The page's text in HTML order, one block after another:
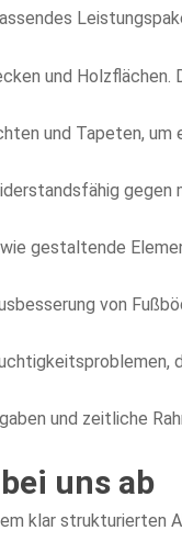
und
und Tapeten,
gegen
gestaltende
von
und zeitliche
uns ab
klar strukturierten